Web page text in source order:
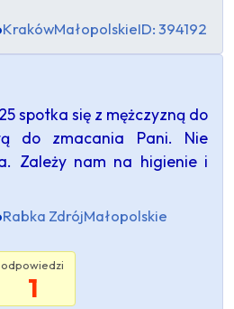
KrakówMałopolskieID: 394192
spotka się z mężczyzną do
do zmacania Pani. Nie
Zależy nam na higienie i
Rabka ZdrójMałopolskie
odpowiedzi
1